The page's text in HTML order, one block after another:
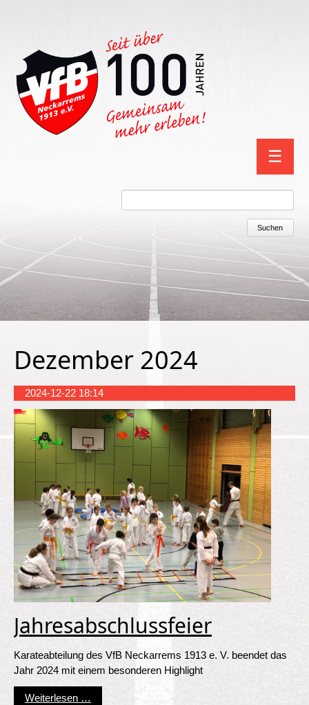
☰
Suchen
Dezember 2024
2024-12-22 18:14
Jahresabschlussfeier
Karateabteilung des VfB Neckarrems 1913 e. V. beendet das
Jahr 2024 mit einem besonderen Highlight
Weiterlesen …